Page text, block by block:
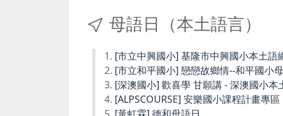
母語日（本土語言）
[市立中興國小] 基隆市中興國小本土語
[市立和平國小] 戀戀故鄉情--和平國小
[深澳國小] 歡喜學 甘願講 - 深澳國小本
[ALPSCOURSE] 安樂國小課程計畫專區